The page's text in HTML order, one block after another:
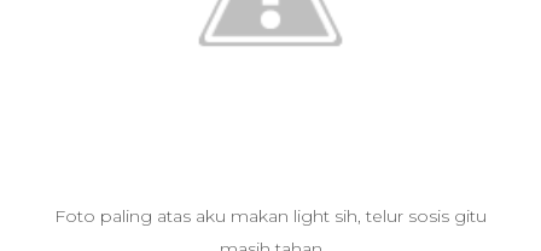
Foto paling atas aku makan light sih, telur sosis gitu